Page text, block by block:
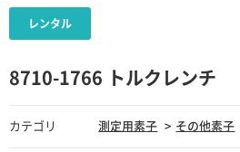
8710-1766 トルクレンチ
カテゴリ 測定用素子 その他素子